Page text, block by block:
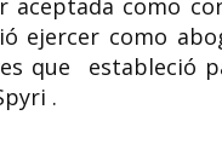
ejercer como
que estableció
.